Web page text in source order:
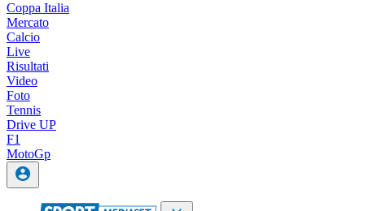
Coppa Italia
Mercato
Calcio
Live
Risultati
Video
Foto
Tennis
Drive UP
F1
MotoGp